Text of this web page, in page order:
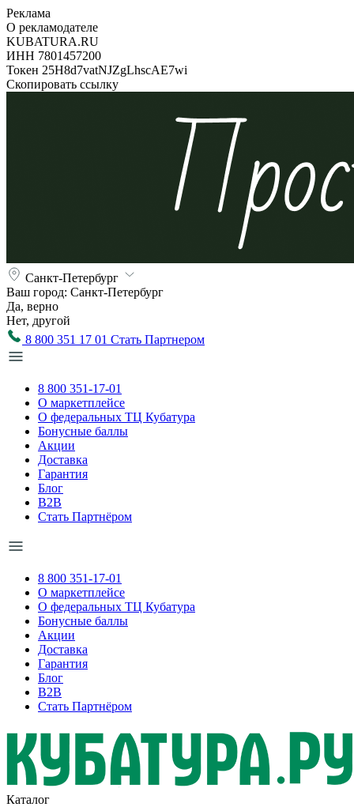
Реклама
О рекламодателе
KUBATURA.RU
ИНН 7801457200
Токен 25H8d7vatNJZgLhscAE7wi
Скопировать ссылку
Санкт-Петербург
Ваш город: Санкт-Петербург
Да, верно
Нет, другой
8 800 351 17 01 Стать Партнером
8 800 351-17-01
О маркетплейсе
О федеральных ТЦ Кубатура
Бонусные баллы
Акции
Доставка
Гарантия
Блог
B2B
Стать Партнёром
8 800 351-17-01
О маркетплейсе
О федеральных ТЦ Кубатура
Бонусные баллы
Акции
Доставка
Гарантия
Блог
B2B
Стать Партнёром
Каталог